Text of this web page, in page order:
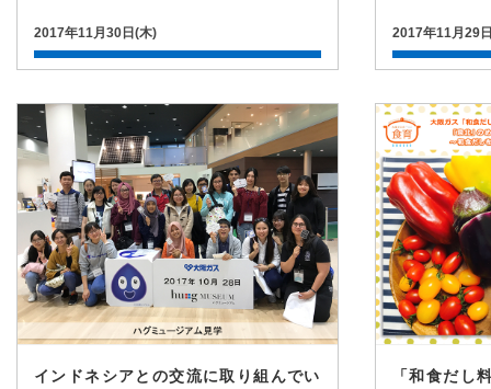
2017年11月30日(木) 2017年11月29
インドネシアとの交流に取り組んでい
「和食だし